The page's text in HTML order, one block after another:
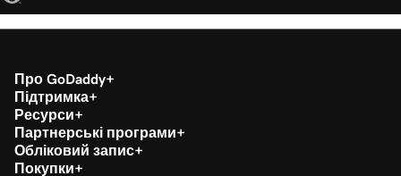
Про GoDaddy
Підтримка
Ресурси
Партнерські програми
Обліковий запис
Покупки